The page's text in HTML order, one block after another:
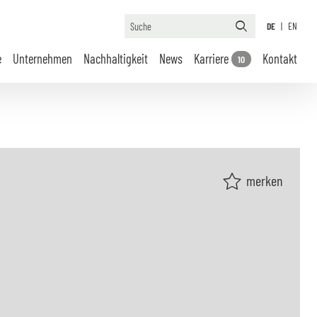
DE | EN
Unternehmen Nachhaltigkeit News Karriere 10 Kontakt
merken